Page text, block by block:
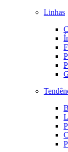
Linhas